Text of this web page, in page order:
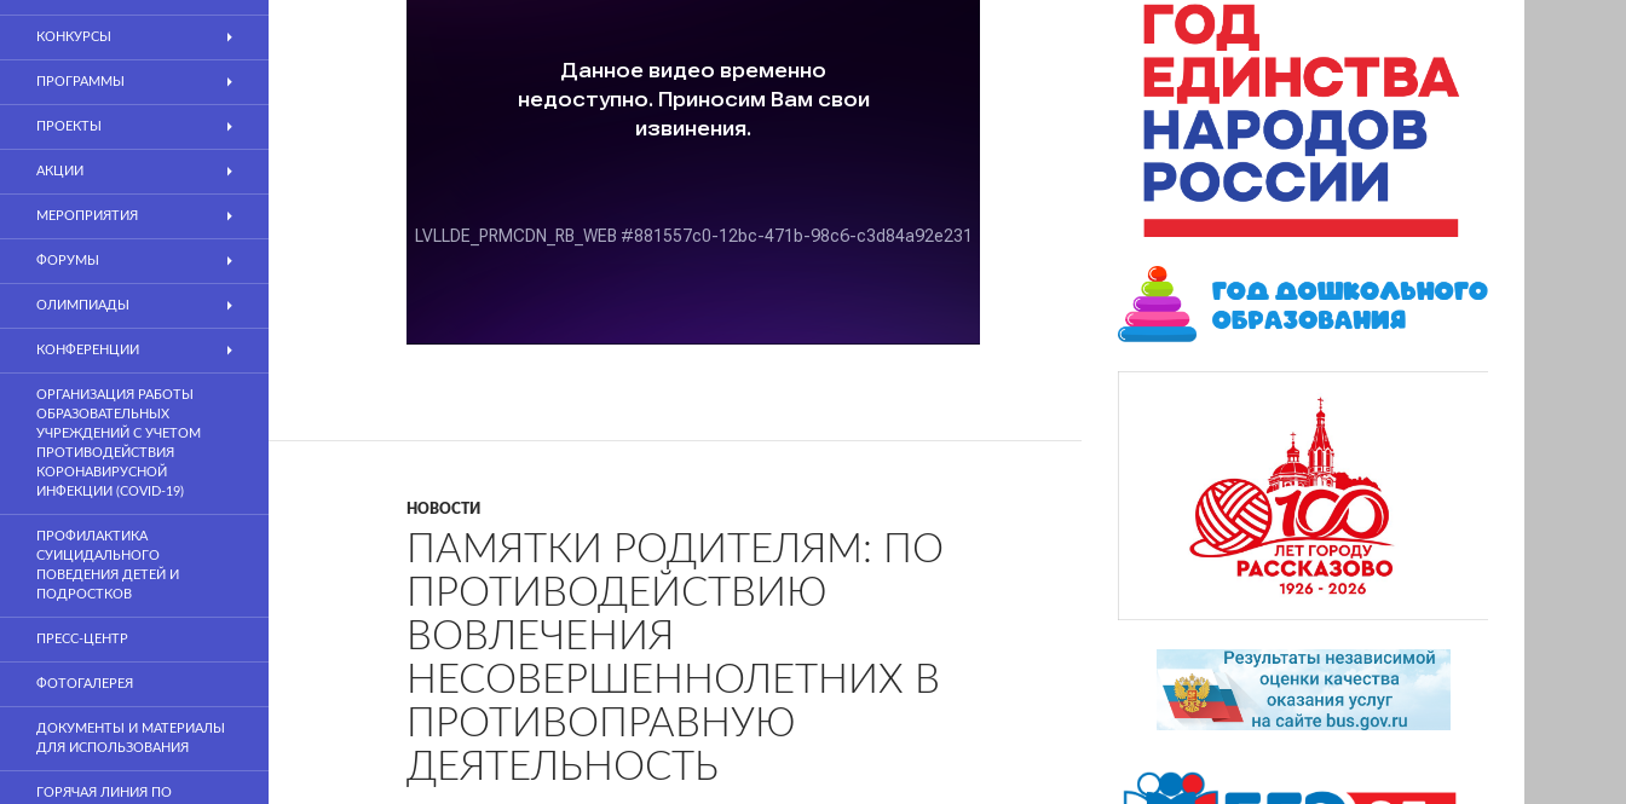
НОВОСТИ
ПАМЯТКИ РОДИТЕЛЯМ: ПО
ПРОТИВОДЕЙСТВИЮ
ВОВЛЕЧЕНИЯ
НЕСОВЕРШЕННОЛЕТНИХ В
ПРОТИВОПРАВНУЮ
ДЕЯТЕЛЬНОСТЬ
КОНКУРСЫ
ПРОГРАММЫ
ПРОЕКТЫ
АКЦИИ
МЕРОПРИЯТИЯ
ФОРУМЫ
ОЛИМПИАДЫ
КОНФЕРЕНЦИИ
ОРГАНИЗАЦИЯ РАБОТЫ
ОБРАЗОВАТЕЛЬНЫХ
УЧРЕЖДЕНИЙ С УЧЕТОМ
ПРОТИВОДЕЙСТВИЯ
КОРОНАВИРУСНОЙ
ИНФЕКЦИИ (COVID-19)
ПРОФИЛАКТИКА
СУИЦИДАЛЬНОГО
ПОВЕДЕНИЯ ДЕТЕЙ И
ПОДРОСТКОВ
ПРЕСС-ЦЕНТР
ФОТОГАЛЕРЕЯ
ДОКУМЕНТЫ И МАТЕРИАЛЫ
ДЛЯ ИСПОЛЬЗОВАНИЯ
ГОРЯЧАЯ ЛИНИЯ ПО